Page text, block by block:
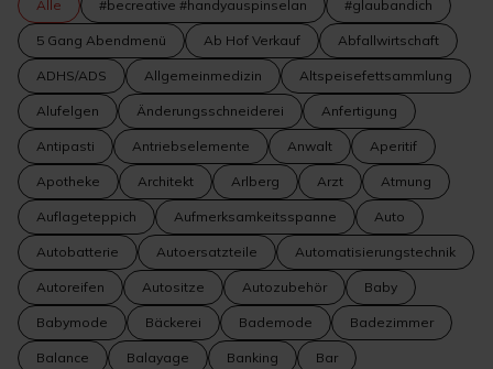
Alle #becreative #handyauspinselan #glaubandich
5 Gang Abendmenü Ab Hof Verkauf Abfallwirtschaft
ADHS/ADS Allgemeinmedizin Altspeisefettsammlung
Alufelgen Änderungsschneiderei Anfertigung
Antipasti Antriebselemente Anwalt Aperitif
Apotheke Architekt Arlberg Arzt Atmung
Auflageteppich Aufmerksamkeitsspanne Auto
Autobatterie Autoersatzteile Automatisierungstechnik
Autoreifen Autositze Autozubehör Baby
Babymode Bäckerei Bademode Badezimmer
Balance Balayage Banking Bar